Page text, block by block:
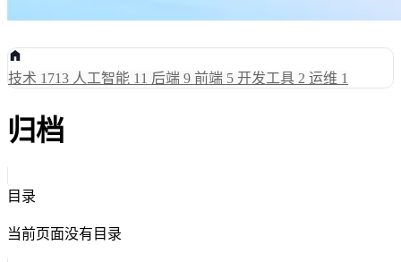
技术 1713 人工智能 11 后端 9 前端 5 开发工具 2 运维 1
归档
目录
当前页面没有目录